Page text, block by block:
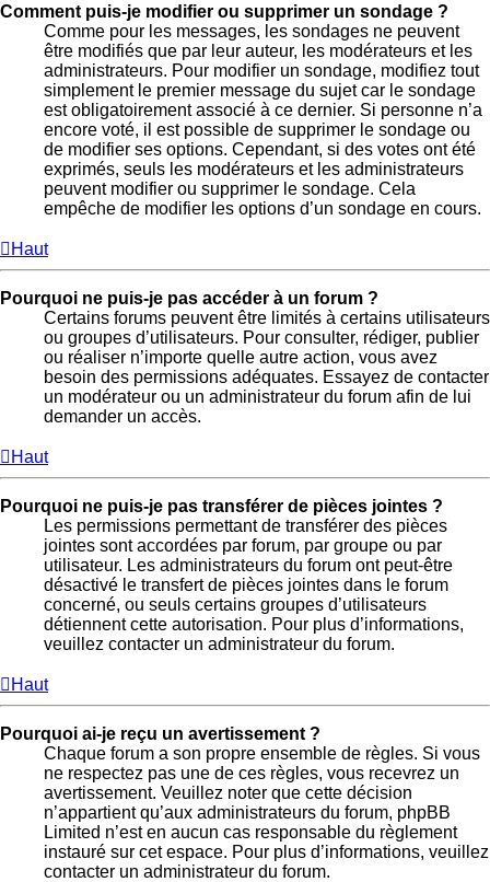
Comment puis-je modifier ou supprimer un sondage ?
Comme pour les messages, les sondages ne peuvent
être modifiés que par leur auteur, les modérateurs et les
administrateurs. Pour modifier un sondage, modifiez tout
simplement le premier message du sujet car le sondage
est obligatoirement associé à ce dernier. Si personne n’a
encore voté, il est possible de supprimer le sondage ou
de modifier ses options. Cependant, si des votes ont été
exprimés, seuls les modérateurs et les administrateurs
peuvent modifier ou supprimer le sondage. Cela
empêche de modifier les options d’un sondage en cours.
Haut
Pourquoi ne puis-je pas accéder à un forum ?
Certains forums peuvent être limités à certains utilisateurs
ou groupes d’utilisateurs. Pour consulter, rédiger, publier
ou réaliser n’importe quelle autre action, vous avez
besoin des permissions adéquates. Essayez de contacter
un modérateur ou un administrateur du forum afin de lui
demander un accès.
Haut
Pourquoi ne puis-je pas transférer de pièces jointes ?
Les permissions permettant de transférer des pièces
jointes sont accordées par forum, par groupe ou par
utilisateur. Les administrateurs du forum ont peut-être
désactivé le transfert de pièces jointes dans le forum
concerné, ou seuls certains groupes d’utilisateurs
détiennent cette autorisation. Pour plus d’informations,
veuillez contacter un administrateur du forum.
Haut
Pourquoi ai-je reçu un avertissement ?
Chaque forum a son propre ensemble de règles. Si vous
ne respectez pas une de ces règles, vous recevrez un
avertissement. Veuillez noter que cette décision
n’appartient qu’aux administrateurs du forum, phpBB
Limited n’est en aucun cas responsable du règlement
instauré sur cet espace. Pour plus d’informations, veuillez
contacter un administrateur du forum.